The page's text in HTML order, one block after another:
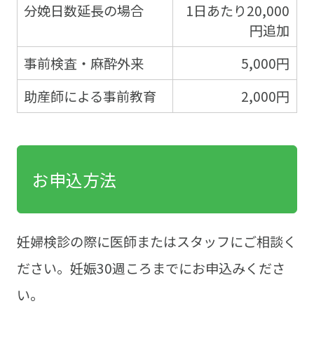
分娩日数延長の場合
1日あたり20,000
円追加
事前検査・麻酔外来
5,000円
助産師による事前教育
2,000円
お申込方法
妊婦検診の際に医師またはスタッフにご相談く
ださい。妊娠30週ころまでにお申込みくださ
い。